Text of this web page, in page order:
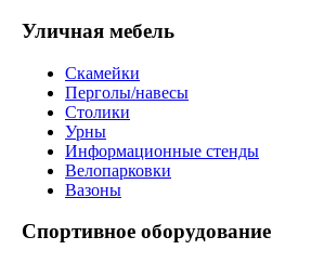
Уличная мебель
Скамейки
Перголы/навесы
Столики
Урны
Информационные стенды
Велопарковки
Вазоны
Спортивное оборудование